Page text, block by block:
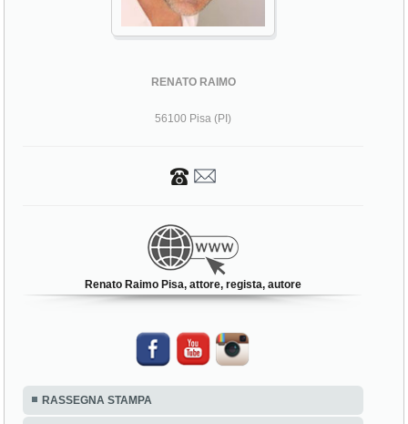
RENATO RAIMO
56100 Pisa (PI)
Renato Raimo Pisa, attore, regista, autore
RASSEGNA STAMPA